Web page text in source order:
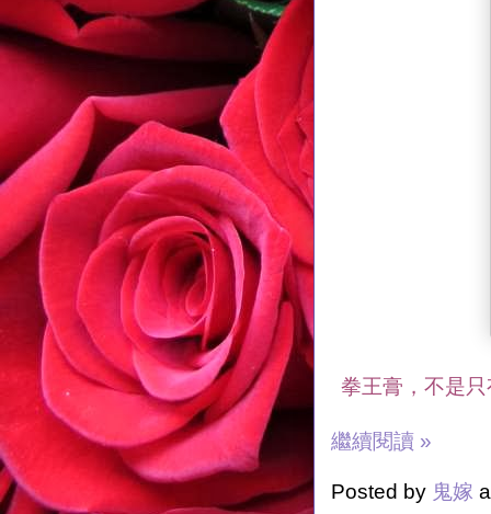
拳王膏，不是
繼續閱讀 »
Posted by 鬼嫁